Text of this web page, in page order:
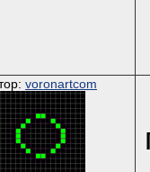
voronartcom